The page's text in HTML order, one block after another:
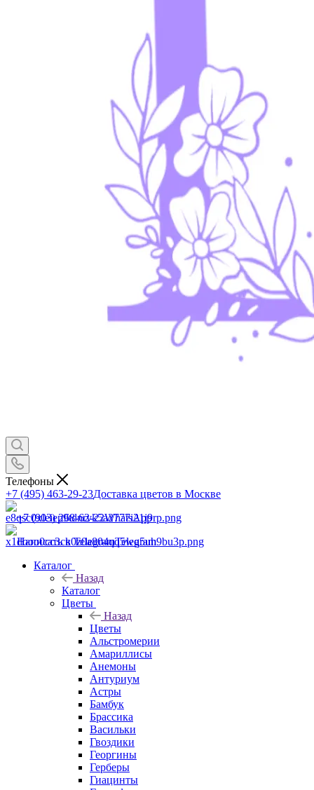
Телефоны
+7 (495) 463-29-23Доставка цветов в Москве
+7 (903) 268-62-22WhatsApp
Написать в TelegramTelegram
Каталог
Назад
Каталог
Цветы
Назад
Цветы
Альстромерии
Амариллисы
Анемоны
Антуриум
Астры
Бамбук
Брассика
Васильки
Гвоздики
Георгины
Герберы
Гиацинты